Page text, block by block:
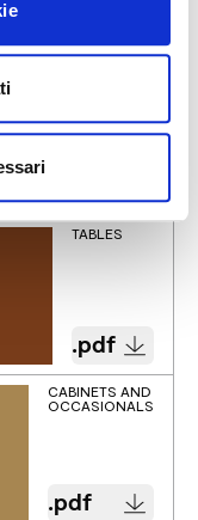
TABLES
.pdf
CABINETS AND
OCCASIONALS
.pdf